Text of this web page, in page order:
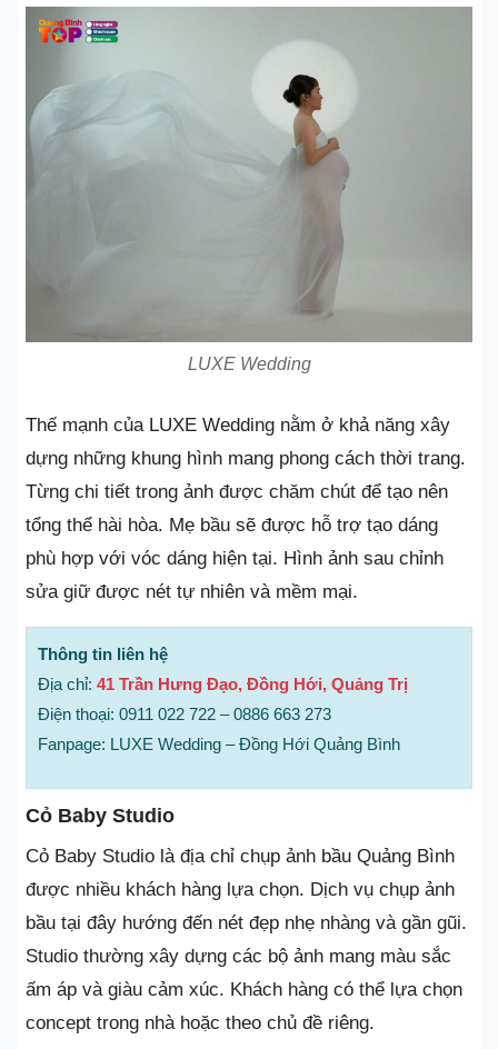
LUXE Wedding
Thế mạnh của LUXE Wedding nằm ở khả năng xây
dựng những khung hình mang phong cách thời trang.
Từng chi tiết trong ảnh được chăm chút để tạo nên
tổng thể hài hòa. Mẹ bầu sẽ được hỗ trợ tạo dáng
phù hợp với vóc dáng hiện tại. Hình ảnh sau chỉnh
sửa giữ được nét tự nhiên và mềm mại.
Thông tin liên hệ
Địa chỉ: 41 Trần Hưng Đạo, Đồng Hới, Quảng Trị
Điện thoại: 0911 022 722 – 0886 663 273
Fanpage: LUXE Wedding – Đồng Hới Quảng Bình
Cỏ Baby Studio
Cỏ Baby Studio là địa chỉ chụp ảnh bầu Quảng Bình
được nhiều khách hàng lựa chọn. Dịch vụ chụp ảnh
bầu tại đây hướng đến nét đẹp nhẹ nhàng và gần gũi.
Studio thường xây dựng các bộ ảnh mang màu sắc
ấm áp và giàu cảm xúc. Khách hàng có thể lựa chọn
concept trong nhà hoặc theo chủ đề riêng.